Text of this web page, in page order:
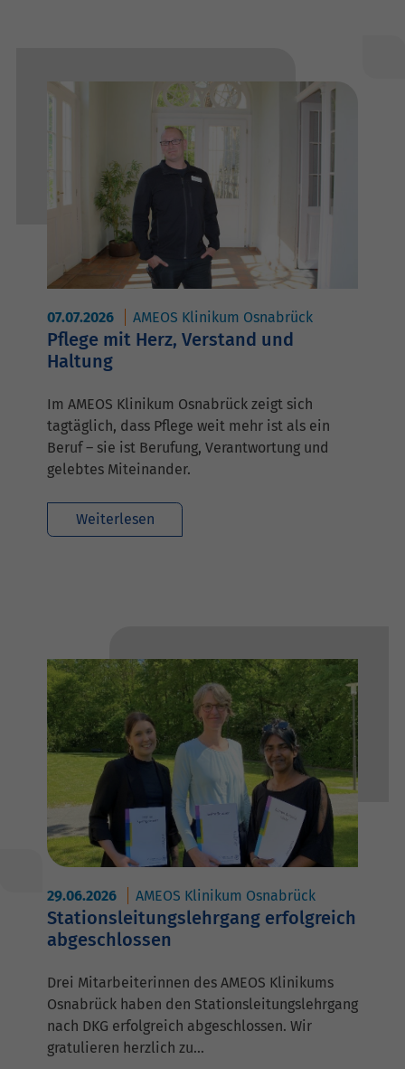
07.07.2026 AMEOS Klinikum Osnabrück
Pflege mit Herz, Verstand und
Haltung
Im AMEOS Klinikum Osnabrück zeigt sich
tagtäglich, dass Pflege weit mehr ist als ein
Beruf – sie ist Berufung, Verantwortung und
gelebtes Miteinander.
Weiterlesen
29.06.2026 AMEOS Klinikum Osnabrück
Stationsleitungslehrgang erfolgreich
abgeschlossen
Drei Mitarbeiterinnen des AMEOS Klinikums
Osnabrück haben den Stationsleitungslehrgang
nach DKG erfolgreich abgeschlossen. Wir
gratulieren herzlich zu…